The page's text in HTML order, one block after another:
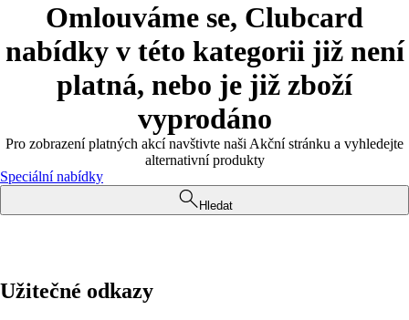
Omlouváme se, Clubcard
nabídky v této kategorii již není
platná, nebo je již zboží
vyprodáno
Pro zobrazení platných akcí navštivte naši Akční stránku a vyhledejte
alternativní produkty
Speciální nabídky
Hledat
Užitečné odkazy